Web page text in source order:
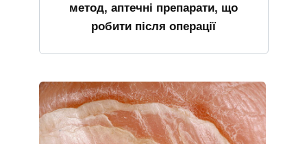
метод, аптечні препарати, що
робити після операції